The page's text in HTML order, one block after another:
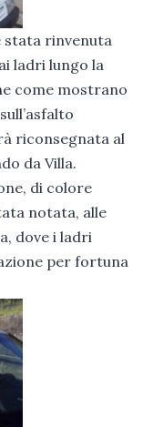
stata rinvenuta
ladri lungo la
come mostrano
riconsegnata al
da Villa.
di colore
notata, alle
dove i ladri
per fortuna